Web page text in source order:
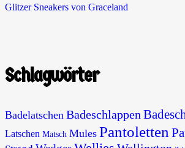
Glitzer Sneakers von Graceland
Schlagwörter
Badelatschen Badeschlappen
Latschen Matsch Mules Pantoletten